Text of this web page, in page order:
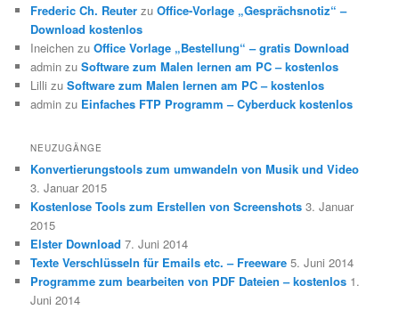
Frederic Ch. Reuter zuOffice-Vorlage „Gesprächsnotiz“ –
Download kostenlos
Ineichen zuOffice Vorlage „Bestellung“ – gratis Download
admin zuSoftware zum Malen lernen am PC – kostenlos
Lilli zuSoftware zum Malen lernen am PC – kostenlos
admin zu Einfaches FTP Programm – Cyberduck kostenlos
NEUZUGÄNGE
Konvertierungstools zum umwandeln von Musik und Video
3. Januar 2015
Kostenlose Tools zum Erstellen von Screenshots 3. Januar
2015
Elster Download 7. Juni 2014
Texte Verschlüsseln für Emails etc. – Freeware 5. Juni 2014
Programme zum bearbeiten von PDF Dateien – kostenlos 1.
Juni 2014